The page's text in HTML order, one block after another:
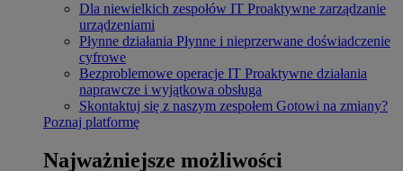
Dla niewielkich zespołów IT Proaktywne zarządzanie
urządzeniami
Płynne działania Płynne i nieprzerwane doświadczenie
cyfrowe
Bezproblemowe operacje IT Proaktywne działania
naprawcze i wyjątkowa obsługa
Skontaktuj się z naszym zespołem Gotowi na zmiany?
Poznaj platformę
Najważniejsze możliwości